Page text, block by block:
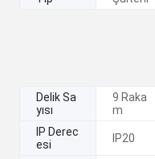
Delik Sa
yısı
9 Raka
m
IP Derec
esi
IP20